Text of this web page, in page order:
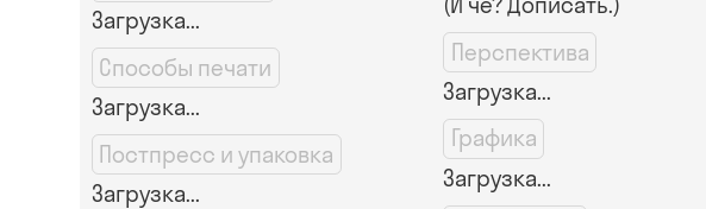
Загрузка...
Способы печати
Загрузка...
Постпресс и упаковка
Загрузка...
Перспектива
Загрузка...
Графика
Загрузка...